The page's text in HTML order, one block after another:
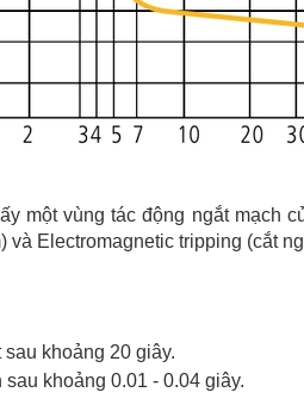
một vùng tác động ngắt mạch
Electromagnetic tripping (cắt
khoảng 20 giây.
khoảng 0.01 - 0.04 giây.